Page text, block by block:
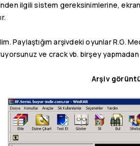
ilgili sistem gereksinimlerine,
Paylaştığım arşivdeki oyunlar R.G.
ve crack vb. birşey
Arşiv